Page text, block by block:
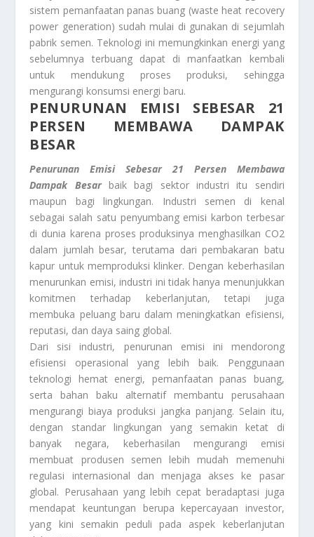
sistem pemanfaatan panas buang (waste heat recovery
power generation) sudah mulai di gunakan di sejumlah
pabrik semen. Teknologi ini memungkinkan energi yang
sebelumnya terbuang dapat di manfaatkan kembali
untuk mendukung proses produksi, sehingga
mengurangi konsumsi energi baru.
PENURUNAN EMISI SEBESAR 21
PERSEN MEMBAWA DAMPAK
BESAR
Penurunan Emisi Sebesar 21 Persen Membawa
Dampak Besarbaik bagi sektor industri itu sendiri
maupun bagi lingkungan. Industri semen di kenal
sebagai salah satu penyumbang emisi karbon terbesar
di dunia karena proses produksinya menghasilkan CO2
dalam jumlah besar, terutama dari pembakaran batu
kapur untuk memproduksi klinker. Dengan keberhasilan
menurunkan emisi, industri ini tidak hanya menunjukkan
komitmen terhadap keberlanjutan, tetapi juga
membuka peluang baru dalam meningkatkan efisiensi,
reputasi, dan daya saing global.
Dari sisi industri, penurunan emisi ini mendorong
efisiensi operasional yang lebih baik. Penggunaan
teknologi hemat energi, pemanfaatan panas buang,
serta bahan baku alternatif membantu perusahaan
mengurangi biaya produksi jangka panjang. Selain itu,
dengan standar lingkungan yang semakin ketat di
banyak negara, keberhasilan mengurangi emisi
membuat produsen semen lebih mudah memenuhi
regulasi internasional dan menjaga akses ke pasar
global. Perusahaan yang lebih cepat beradaptasi juga
mendapat keuntungan berupa kepercayaan investor,
yang kini semakin peduli pada aspek keberlanjutan